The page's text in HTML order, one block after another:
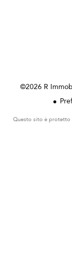
©2026 R
Questo sito è